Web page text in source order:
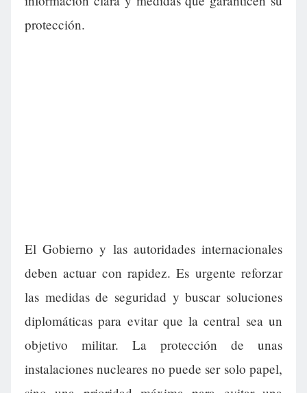
protección.
El Gobierno y las autoridades internacionales
deben actuar con rapidez. Es urgente reforzar
las medidas de seguridad y buscar soluciones
diplomáticas para evitar que la central sea un
objetivo militar. La protección de unas
instalaciones nucleares no puede ser solo papel,